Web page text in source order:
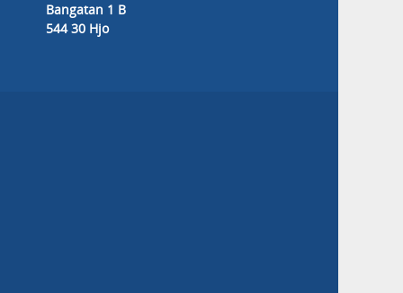
Bangatan 1 B
544 30 Hjo